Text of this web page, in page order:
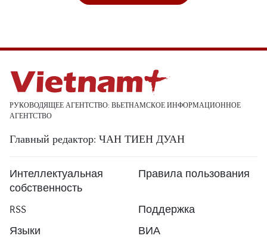
РУКОВОДЯЩЕЕ АГЕНТСТВО: ВЬЕТНАМСКОЕ ИНФОРМАЦИОННОЕ
АГЕНТСТВО
Главный редактор: ЧАН ТИЕН ДУАН
Интеллектуальная
собственность
Правила пользования
RSS
Поддержка
Языки
ВИА